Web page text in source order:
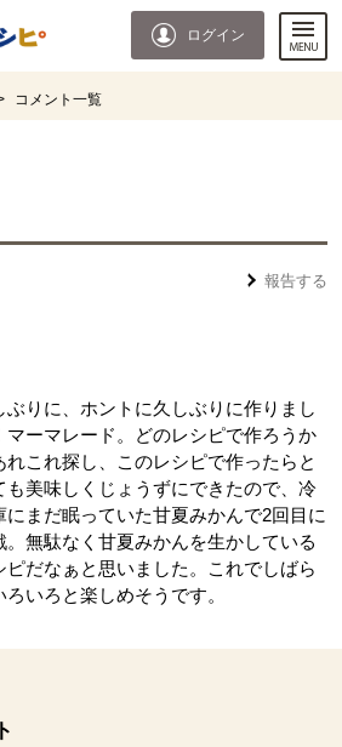
ログイン
コメント一覧
報告する
ぶりに、ホントに久しぶりに作りまし
マーマレード。どのレシピで作ろうか
れこれ探し、このレシピで作ったらと
も美味しくじょうずにできたので、冷
にまだ眠っていた甘夏みかんで2回目に
。無駄なく甘夏みかんを生かしている
ピだなぁと思いました。これでしばら
ろいろと楽しめそうです。